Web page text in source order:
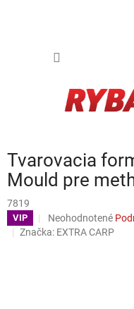
Tvarovacia
Mould pre
7819
VIP Priemerné
Neohodnotené
Značka: EXTRA CARP